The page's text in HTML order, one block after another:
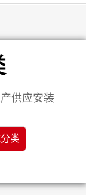
供应安装
类